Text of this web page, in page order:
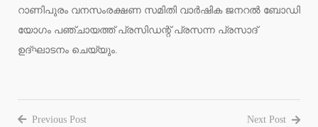
റാണിപുരം വനസംരക്ഷണ സമിതി വാര്‍ഷിക ജനറല്‍ ബോഡി
യോഗം പഞ്ചായത്ത് പ്രസിഡന്റ് പ്രസന്ന പ്രസാദ്
ഉദ്ഘാടനം ചെയ്യും.
Previous Post Next Post